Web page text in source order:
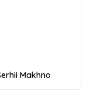
Makhno